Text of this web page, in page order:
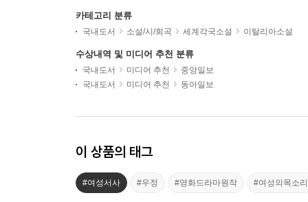
카테고리 분류
국내도서 소설/시/희곡 세계각국소설 이탈리아소설
수상내역 및 미디어 추천 분류
국내도서 미디어 추천
중앙일보
국내도서
미디어 추천 동아일보
이 상품의 태그
#여성서사 #우정 #영화드라마원작 #여성의목소리